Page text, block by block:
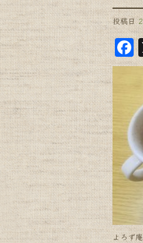
投稿日
k
よろず